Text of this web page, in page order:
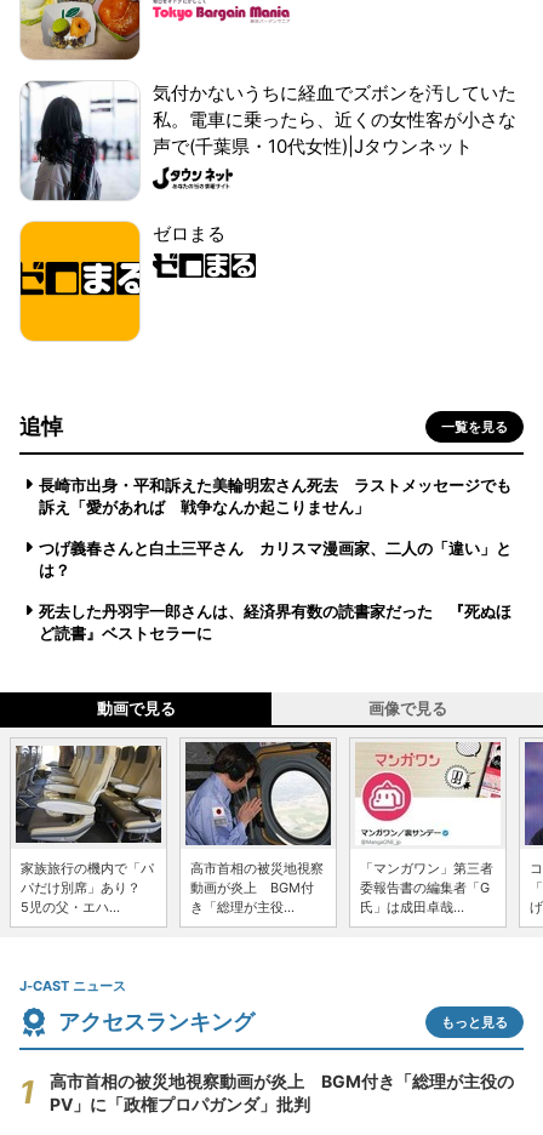
気付かないうちに経血でズボンを汚していた
私。電車に乗ったら、近くの女性客が小さな
声で(千葉県・10代女性)|Jタウンネット
ゼロまる
追悼 一覧を見る
長崎市出身・平和訴えた美輪明宏さん死去 ラストメッセージでも
訴え「愛があれば 戦争なんか起こりません」
つげ義春さんと白土三平さん カリスマ漫画家、二人の「違い」と
は？
死去した丹羽宇一郎さんは、経済界有数の読書家だった 『死ぬほ
ど読書』ベストセラーに
動画で見る 画像で見る
家族旅行の機内で「パ
パだけ別席」あり？
5児の父・エハ...
高市首相の被災地視察
動画が炎上 BGM付
き「総理が主役...
「マンガワン」第三者
委報告書の編集者「G
氏」は成田卓哉...
J-CAST ニュース
アクセスランキング もっと見る
高市首相の被災地視察動画が炎上 BGM付き「総理が主役の
PV」に「政権プロパガンダ」批判